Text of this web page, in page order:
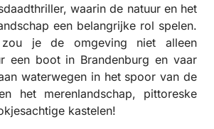
waarin de natuur en het
een belangrijke rol spelen.
je de omgeving niet alleen
een boot in Brandenburg en vaar
waterwegen in het spoor van de
het merenlandschap, pittoreske
kastelen!